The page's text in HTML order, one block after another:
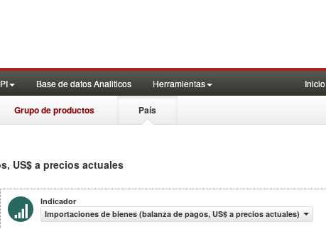
Base de datos Analiticos Herramientas Inicio
Grupo de productos País
US$ a precios actuales
Indicador
Importaciones de bienes (balanza de pagos, US$ a precios actuales)